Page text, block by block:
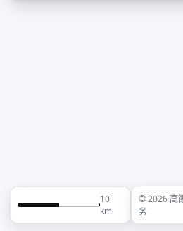
10
km
© 2026 高
务